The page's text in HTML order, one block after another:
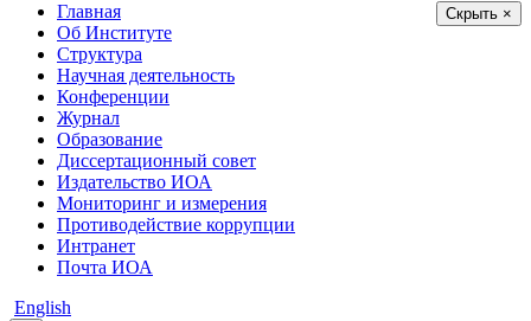
Скрыть ×
Главная
Об Институте
Структура
Научная деятельность
Конференции
Журнал
Образование
Диссертационный совет
Издательство ИОА
Мониторинг и измерения
Противодействие коррупции
Интранет
Почта ИОА
English